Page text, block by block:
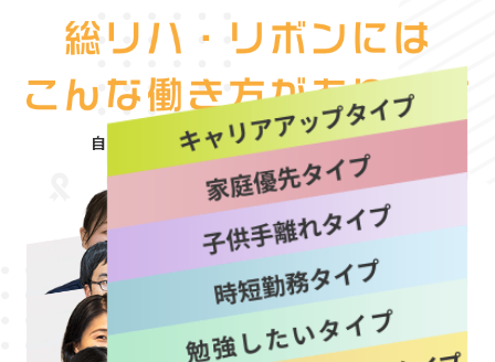
自分にぴったりな働き方を“選べる自由”
詳しく見る
詳しく見る
詳しく見る
詳しく見る